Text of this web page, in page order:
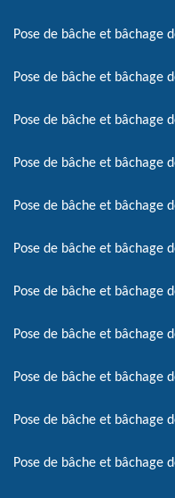
Pose de bâche et bâchage
Pose de bâche et bâchage
Pose de bâche et bâchage
Pose de bâche et bâchage
Pose de bâche et bâchage
Pose de bâche et bâchage
Pose de bâche et bâchage
Pose de bâche et bâchage
Pose de bâche et bâchage
Pose de bâche et bâchage
Pose de bâche et bâchage